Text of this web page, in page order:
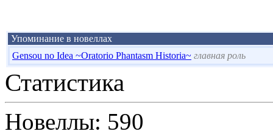
Упоминание в новеллах
Gensou no Idea ~Oratorio Phantasm Historia~ главная роль
Статистика
Новеллы: 590